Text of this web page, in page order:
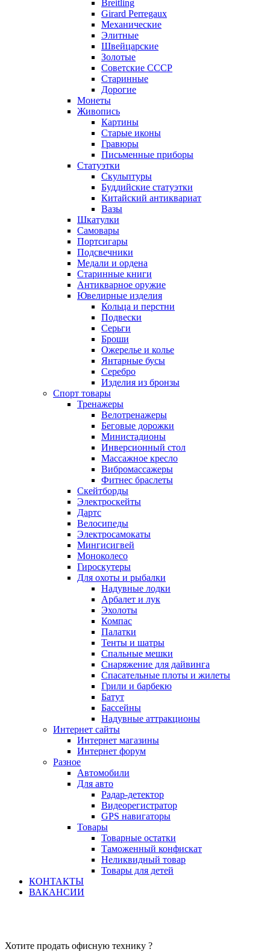
Breitling
Girard Perregaux
Механические
Элитные
Швейцарские
Золотые
Советские СССР
Старинные
Дорогие
Монеты
Живопись
Картины
Старые иконы
Гравюры
Письменные приборы
Статуэтки
Скульптуры
Буддийские статуэтки
Китайский антиквариат
Вазы
Шкатулки
Самовары
Портсигары
Подсвечники
Медали и ордена
Старинные книги
Антикварное оружие
Ювелирные изделия
Кольца и перстни
Подвески
Серьги
Броши
Ожерелье и колье
Янтарные бусы
Серебро
Изделия из бронзы
Спорт товары
Тренажеры
Велотренажеры
Беговые дорожки
Министадионы
Инверсионный стол
Массажное кресло
Вибромассажеры
Фитнес браслеты
Скейтборды
Электроскейты
Дартс
Велосипеды
Электросамокаты
Мингисигвей
Моноколесо
Гироскутеры
Для охоты и рыбалки
Надувные лодки
Арбалет и лук
Эхолоты
Компас
Палатки
Тенты и шатры
Спальные мешки
Снаряжение для дайвинга
Спасательные плоты и жилеты
Грили и барбекю
Батут
Бассейны
Надувные аттракционы
Интернет сайты
Интернет магазины
Интернет форум
Разное
Автомобили
Для авто
Радар-детектор
Видеорегистратор
GPS навигаторы
Товары
Товарные остатки
Таможенный конфискат
Неликвидный товар
Товары для детей
КОНТАКТЫ
ВАКАНСИИ
Хотите продать офисную технику ?